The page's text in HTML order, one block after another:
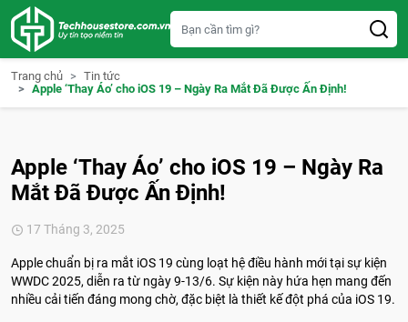
o
Trang chủ
Tin tức
Apple ‘Thay Áo’ cho iOS 19 – Ngày Ra Mắt Đã Được Ấn Định!
Apple ‘Thay Áo’ cho iOS 19 – Ngày Ra
Mắt Đã Được Ấn Định!
17 Tháng 3, 2025
Apple chuẩn bị ra mắt iOS 19 cùng loạt hệ điều hành mới tại sự kiện
WWDC 2025, diễn ra từ ngày 9-13/6. Sự kiện này hứa hẹn mang đến
nhiều cải tiến đáng mong chờ, đặc biệt là thiết kế đột phá của iOS 19.